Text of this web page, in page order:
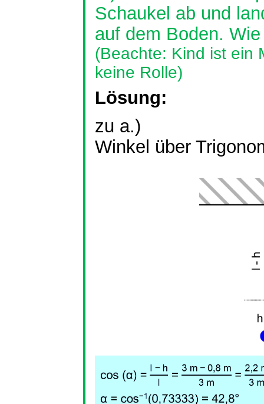
Schaukel ab und
auf dem Boden.
(Beachte: Kind ist ein
keine Rolle)
Lösung:
zu a.)
Winkel über